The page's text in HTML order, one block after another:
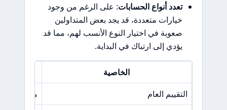
تعدد أنواع الحسابات: على الرغم من وجود
خيارات متعددة، قد يجد بعض المتداولين
صعوبة في اختيار النوع الأنسب لهم، مما قد
يؤدي إلى ارتباك في البداية.
الخاصية
التقييم العام
موثوق